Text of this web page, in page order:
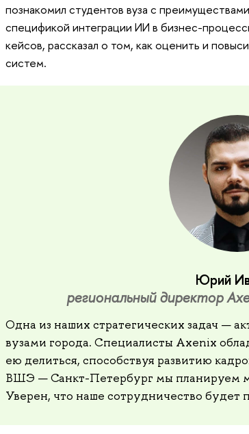
познакомил студентов вуза с
спецификой интеграции ИИ в бизнес-
кейсов, рассказал о том, как оценить и
систем.
Юрий
региональный директор
Одна из наших стратегических задач —
вузами города. Специалисты Axenix
ею делиться, способствуя развитию
ВШЭ — Санкт-Петербург мы планируем
Уверен, что наше сотрудничество